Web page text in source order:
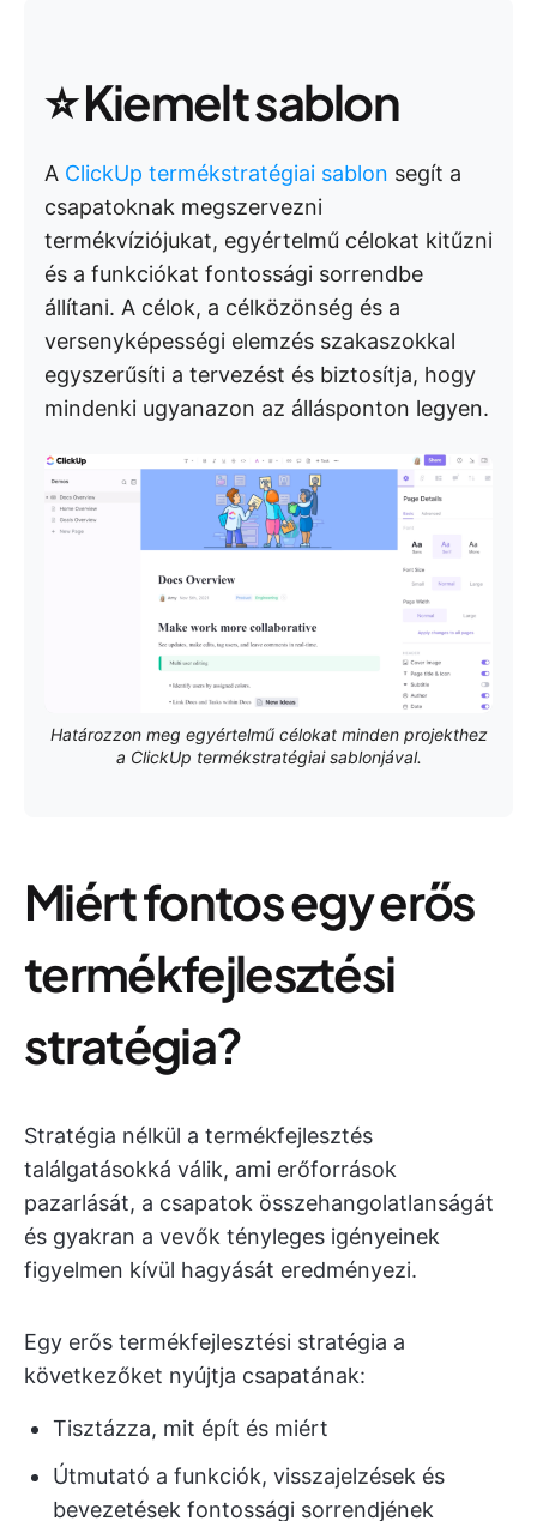
⭐ Kiemelt sablon
A ClickUp termékstratégiai sablon segít a
csapatoknak megszervezni
termékvíziójukat, egyértelmű célokat kitűzni
és a funkciókat fontossági sorrendbe
állítani. A célok, a célközönség és a
versenyképességi elemzés szakaszokkal
egyszerűsíti a tervezést és biztosítja, hogy
mindenki ugyanazon az állásponton legyen.
Határozzon meg egyértelmű célokat minden projekthez
a ClickUp termékstratégiai sablonjával.
Miért fontos egy erős
termékfejlesztési
stratégia?
Stratégia nélkül a termékfejlesztés
találgatásokká válik, ami erőforrások
pazarlását, a csapatok összehangolatlanságát
és gyakran a vevők tényleges igényeinek
figyelmen kívül hagyását eredményezi.
Egy erős termékfejlesztési stratégia a
következőket nyújtja csapatának:
Tisztázza, mit épít és miért
Útmutató a funkciók, visszajelzések és
bevezetések fontossági sorrendjének